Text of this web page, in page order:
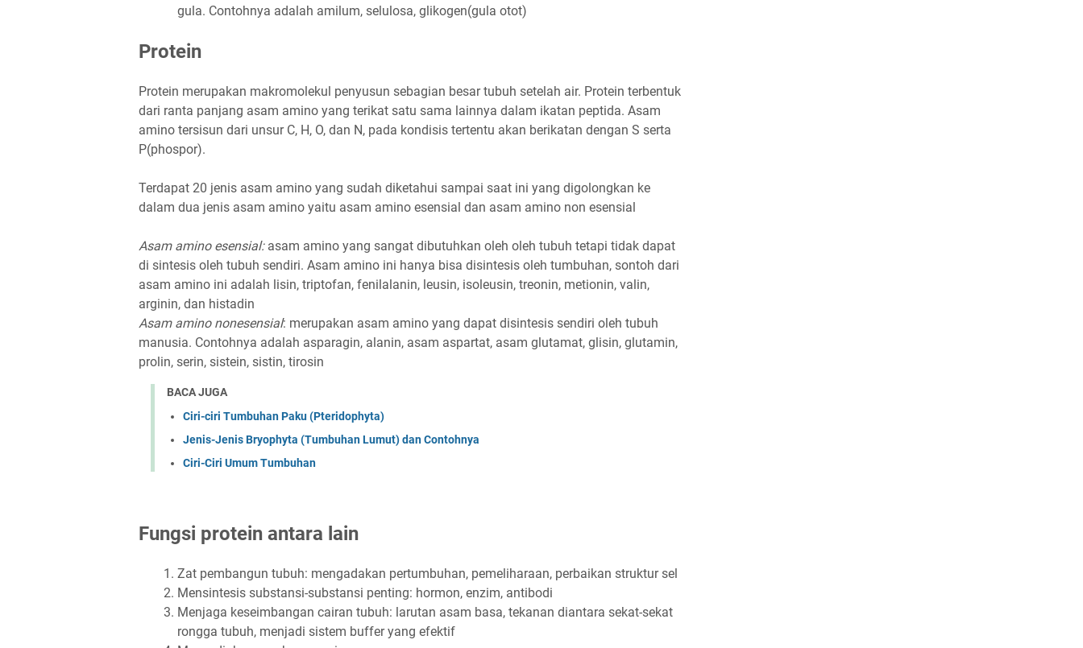
gula. Contohnya adalah amilum, selulosa, glikogen(gula otot)
Protein
Protein merupakan makromolekul penyusun sebagian besar tubuh setelah air. Protein terbentuk
dari ranta panjang asam amino yang terikat satu sama lainnya dalam ikatan peptida. Asam
amino tersisun dari unsur C, H, O, dan N, pada kondisis tertentu akan berikatan dengan S serta
P(phospor).
Terdapat 20 jenis asam amino yang sudah diketahui sampai saat ini yang digolongkan ke
dalam dua jenis asam amino yaitu asam amino esensial dan asam amino non esensial
Asam amino esensial: asam amino yang sangat dibutuhkan oleh oleh tubuh tetapi tidak dapat
di sintesis oleh tubuh sendiri. Asam amino ini hanya bisa disintesis oleh tumbuhan, sontoh dari
asam amino ini adalah lisin, triptofan, fenilalanin, leusin, isoleusin, treonin, metionin, valin,
arginin, dan histadin
Asam amino nonesensial: merupakan asam amino yang dapat disintesis sendiri oleh tubuh
manusia. Contohnya adalah asparagin, alanin, asam aspartat, asam glutamat, glisin, glutamin,
prolin, serin, sistein, sistin, tirosin
BACA JUGA
Ciri-ciri Tumbuhan Paku (Pteridophyta)
Jenis-Jenis Bryophyta (Tumbuhan Lumut) dan Contohnya
Ciri-Ciri Umum Tumbuhan
Fungsi protein antara lain
Zat pembangun tubuh: mengadakan pertumbuhan, pemeliharaan, perbaikan struktur sel
Mensintesis substansi-substansi penting: hormon, enzim, antibodi
Menjaga keseimbangan cairan tubuh: larutan asam basa, tekanan diantara sekat-sekat
rongga tubuh, menjadi sistem buffer yang efektif